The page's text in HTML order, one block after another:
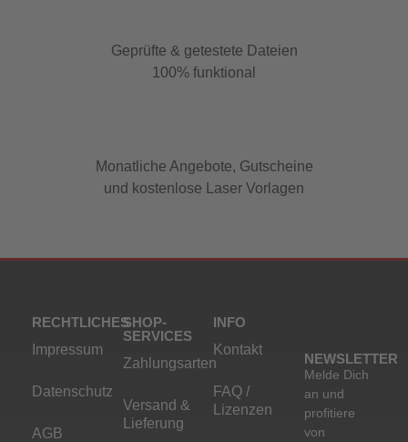
Geprüfte & getestete Dateien
100% funktional
Monatliche Angebote, Gutscheine
und kostenlose Laser Vorlagen
RECHTLICHES
Impressum
Datenschutz
AGB
SHOP-
SERVICES
Zahlungsarten
Versand &
Lieferung
INFO
Kontakt
FAQ /
Lizenzen
NEWSLETTER
Melde Dich
an und
profitiere
von